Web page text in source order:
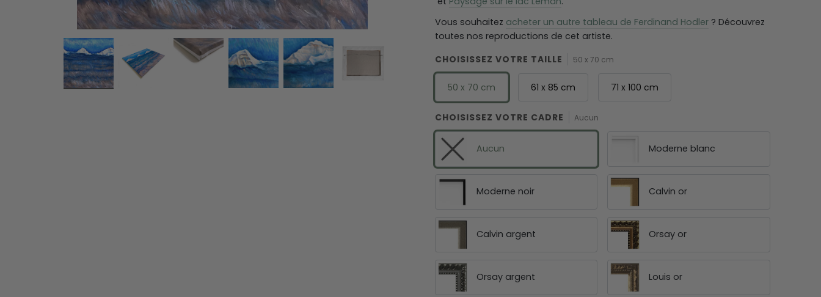
Vous souhaitez acheter un autre tableau de Ferdinand Hodler ? Découvrez
toutes nos reproductions de cet artiste.
CHOISISSEZ VOTRE TAILLE
50 x 70 cm
50 x 70 cm 61 x 85 cm 71 x 100 cm
CHOISISSEZ VOTRE CADRE Aucun
Aucun Moderne blanc
Moderne noir Calvin or
Calvin argent Orsay or
Orsay argent Louis or